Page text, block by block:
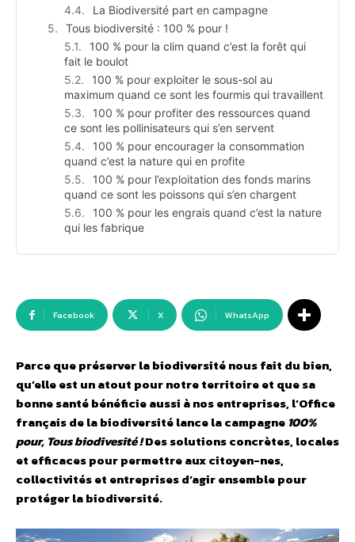
La Biodiversité part en campagne
Tous biodiversité : 100 % pour !
100 % pour la clim quand c’est la forêt qui
fait le boulot
100 % pour exploiter le sous-sol au
maximum quand ce sont les fourmis qui travaillent
100 % pour profiter des ressources quand
ce sont les pollinisateurs qui s’en servent
100 % pour encourager la consommation
quand c’est la nature qui en profite
100 % pour l’exploitation des fonds marins
quand ce sont les poissons qui s’en chargent
100 % pour les engrais quand c’est la nature
qui les fabrique
Facebook X WhatsApp
Parce que préserver la biodiversité nous fait du bien,
qu’elle est un atout pour notre territoire et que sa
bonne santé bénéficie aussi à nos entreprises, l’Office
français de la biodiversité lance la campagne 100%
pour, Tous biodivesité !Des solutions concrètes, locales
et efficaces pour permettre aux citoyen-nes,
collectivités et entreprises d’agir ensemble pour
protéger la biodiversité.